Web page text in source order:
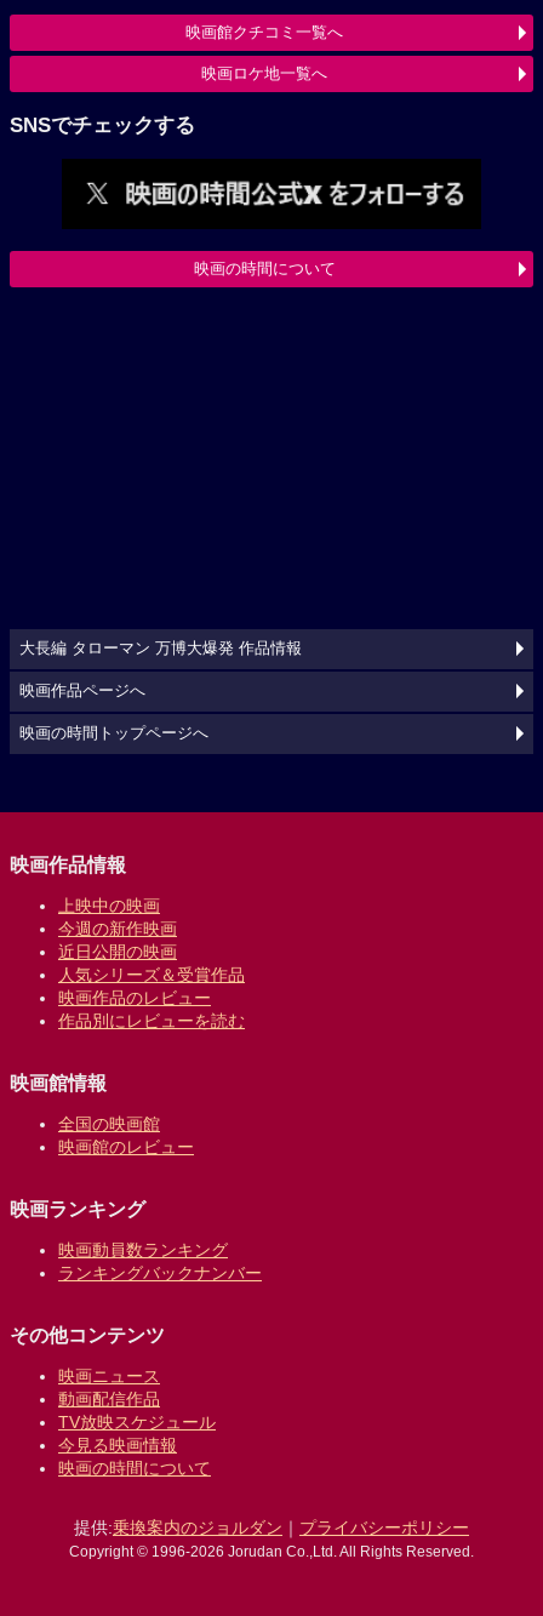
映画館クチコミ一覧へ
映画ロケ地一覧へ
SNSでチェックする
映画の時間について
大長編 タローマン 万博大爆発 作品情報
映画作品ページへ
映画の時間トップページへ
映画作品情報
上映中の映画
今週の新作映画
近日公開の映画
人気シリーズ＆受賞作品
映画作品のレビュー
作品別にレビューを読む
映画館情報
全国の映画館
映画館のレビュー
映画ランキング
映画動員数ランキング
ランキングバックナンバー
その他コンテンツ
映画ニュース
動画配信作品
TV放映スケジュール
今見る映画情報
映画の時間について
提供:乗換案内のジョルダン ｜ プライバシーポリシー
Copyright © 1996-2026 Jorudan Co.,Ltd. All Rights Reserved.